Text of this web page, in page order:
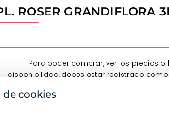
ROSER GRANDIFLORA
Para poder comprar, ver los precios o
disponibilidad, debes estar registrado como
Quiero registrarme
de cookies